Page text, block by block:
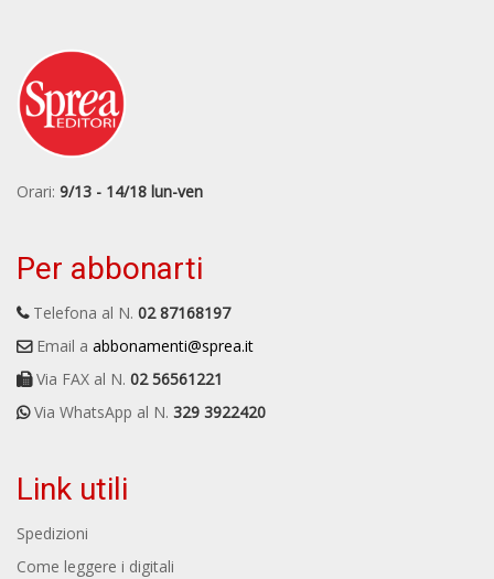
Orari: 9/13 - 14/18 lun-ven
Per abbonarti
Telefona al N. 02 87168197
Email a abbonamenti@sprea.it
Via FAX al N. 02 56561221
Via WhatsApp al N. 329 3922420
Link utili
Spedizioni
Come leggere i digitali